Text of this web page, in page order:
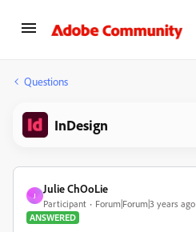
Questions
InDesign
J
Julie ChOoLie
Participant
Forum|Forum|3 years ago
ANSWERED